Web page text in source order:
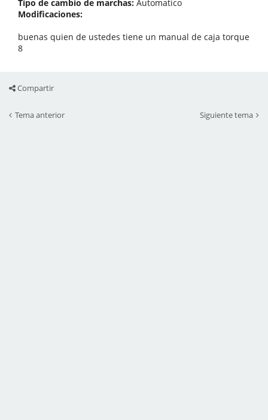
Tipo de cambio de marchas: Automatico
Modificaciones:
buenas quien de ustedes tiene un manual de caja torque
8
Compartir
Tema anterior Siguiente tema